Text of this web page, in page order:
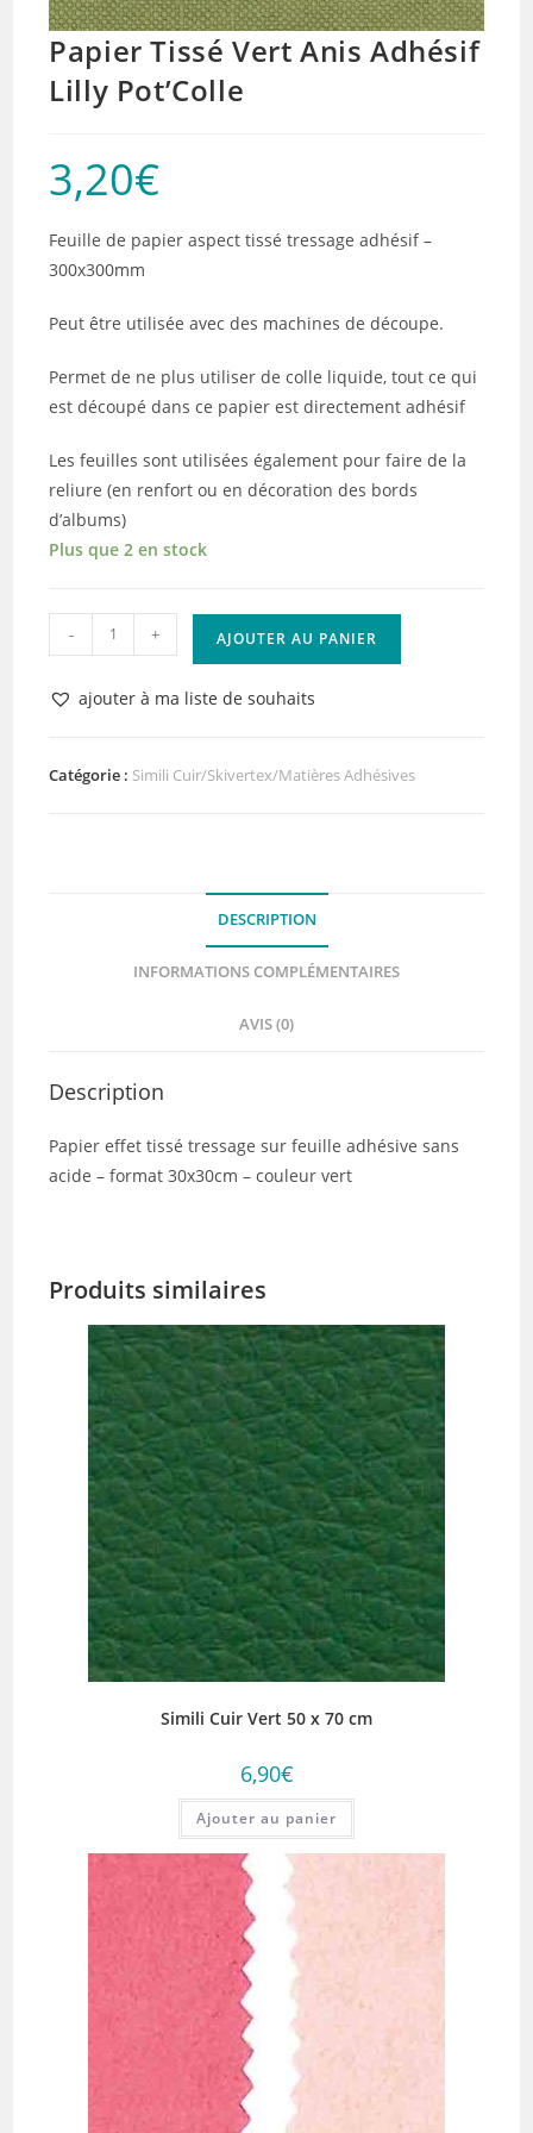
Papier Tissé Vert Anis Adhésif
Lilly Pot’Colle
3,20€
Feuille de papier aspect tissé tressage adhésif –
300x300mm
Peut être utilisée avec des machines de découpe.
Permet de ne plus utiliser de colle liquide, tout ce qui
est découpé dans ce papier est directement adhésif
Les feuilles sont utilisées également pour faire de la
reliure (en renfort ou en décoration des bords
d’albums)
Plus que 2 en stock
quantité
de
Papier
Tissé
Anis
- + AJOUTER AU PANIER
ajouter à ma liste de souhaits
Catégorie : Simili Cuir/Skivertex/Matières Adhésives
DESCRIPTION
INFORMATIONS COMPLÉMENTAIRES
AVIS (0)
Description
Papier effet tissé tressage sur feuille adhésive sans
acide – format 30x30cm – couleur vert
Produits similaires
Simili Cuir Vert 50 x 70 cm
6,90€
Ajouter au panier